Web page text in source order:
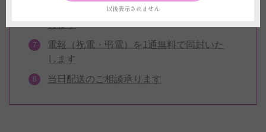
お届けする観葉植物のお写真をお送りいた
電報（祝電・弔電）を1通無料で同封いた
します
当日配送のご相談承ります
以後表示されません